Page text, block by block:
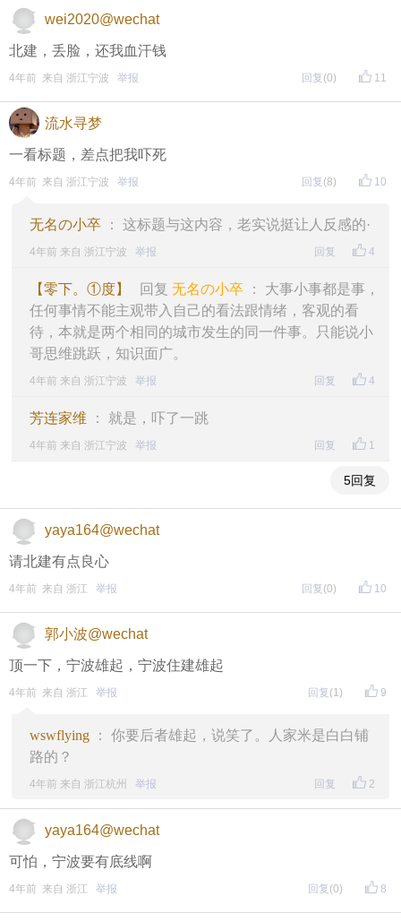
wei2020@wechat
北建，丢脸，还我血汗钱
11
4年前 来自 浙江宁波 举报 回复 (0)
流水寻梦
一看标题，差点把我吓死
10
4年前 来自 浙江宁波 举报 回复 (8)
无名の小卒 ： 这标题与这内容，老实说挺让人反感的·
4
4年前 来自 浙江宁波 举报 回复
【零下。①度】 回复 无名の小卒 ： 大事小事都是事，
任何事情不能主观带入自己的看法跟情绪，客观的看
待，本就是两个相同的城市发生的同一件事。只能说小
哥思维跳跃，知识面广。
4
4年前 来自 浙江宁波 举报 回复
芳连家维 ： 就是，吓了一跳
1
4年前 来自 浙江宁波 举报 回复
5回复
yaya164@wechat
请北建有点良心
10
4年前 来自 浙江 举报 回复 (0)
郭小波@wechat
顶一下，宁波雄起，宁波住建雄起
9
4年前 来自 浙江 举报 回复 (1)
wswflying ： 你要后者雄起，说笑了。人家米是白白铺
路的？
2
4年前 来自 浙江杭州 举报 回复
yaya164@wechat
可怕，宁波要有底线啊
8
4年前 来自 浙江 举报 回复 (0)